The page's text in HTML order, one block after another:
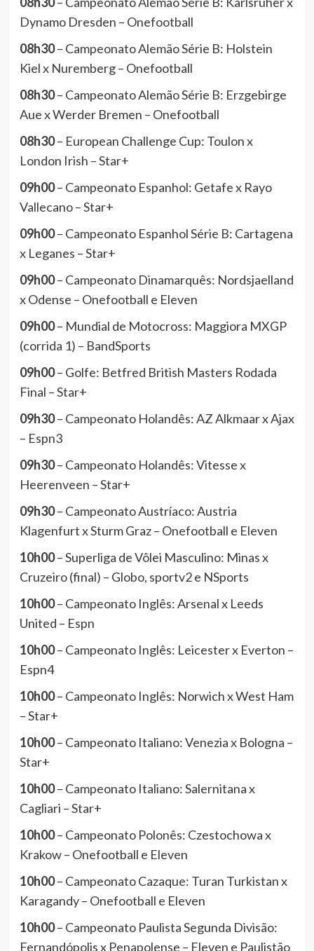
Dynamo Dresden – Onefootball
08h30– Campeonato Alemão Série B: Holstein
Kiel x Nuremberg – Onefootball
08h30– Campeonato Alemão Série B: Erzgebirge
Aue x Werder Bremen – Onefootball
08h30– European Challenge Cup: Toulon x
London Irish – Star+
09h00– Campeonato Espanhol: Getafe x Rayo
Vallecano – Star+
09h00– Campeonato Espanhol Série B: Cartagena
x Leganes – Star+
09h00– Campeonato Dinamarquês: Nordsjaelland
x Odense – Onefootball e Eleven
09h00– Mundial de Motocross: Maggiora MXGP
(corrida 1) – BandSports
09h00– Golfe: Betfred British Masters Rodada
Final – Star+
09h30– Campeonato Holandês: AZ Alkmaar x Ajax
– Espn3
09h30– Campeonato Holandês: Vitesse x
Heerenveen – Star+
09h30– Campeonato Austríaco: Austria
Klagenfurt x Sturm Graz – Onefootball e Eleven
10h00– Superliga de Vôlei Masculino: Minas x
Cruzeiro (final) – Globo, sportv2 e NSports
10h00– Campeonato Inglês: Arsenal x Leeds
United – Espn
10h00– Campeonato Inglês: Leicester x Everton –
Espn4
10h00– Campeonato Inglês: Norwich x West Ham
– Star+
10h00– Campeonato Italiano: Venezia x Bologna –
Star+
10h00– Campeonato Italiano: Salernitana x
Cagliari – Star+
10h00– Campeonato Polonês: Czestochowa x
Krakow – Onefootball e Eleven
10h00– Campeonato Cazaque: Turan Turkistan x
Karagandy – Onefootball e Eleven
10h00– Campeonato Paulista Segunda Divisão:
Fernandópolis x Penapolense – Eleven e Paulistão